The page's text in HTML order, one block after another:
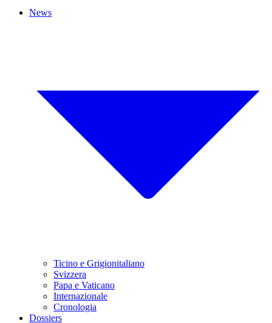
News
Ticino e Grigionitaliano
Svizzera
Papa e Vaticano
Internazionale
Cronologia
Dossiers